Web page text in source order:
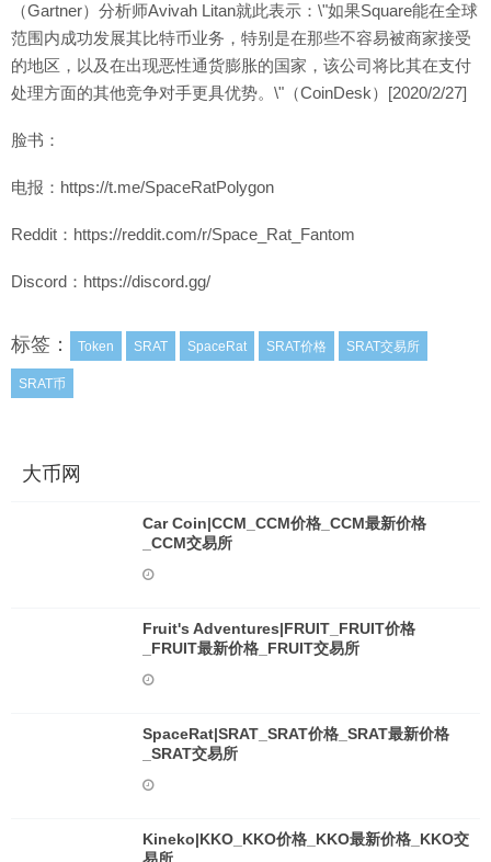
（Gartner）分析师Avivah Litan就此表示：\"如果Square能在全球
范围内成功发展其比特币业务，特别是在那些不容易被商家接受
的地区，以及在出现恶性通货膨胀的国家，该公司将比其在支付
处理方面的其他竞争对手更具优势。\"（CoinDesk）[2020/2/27]
脸书：
电报：https://t.me/SpaceRatPolygon
Reddit：https://reddit.com/r/Space_Rat_Fantom
Discord：https://discord.gg/
标签： Token SRAT SpaceRat SRAT价格 SRAT交易所
SRAT币
大币网
Car Coin|CCM_CCM价格_CCM最新价格
_CCM交易所
Fruit's Adventures|FRUIT_FRUIT价格
_FRUIT最新价格_FRUIT交易所
SpaceRat|SRAT_SRAT价格_SRAT最新价格
_SRAT交易所
Kineko|KKO_KKO价格_KKO最新价格_KKO交